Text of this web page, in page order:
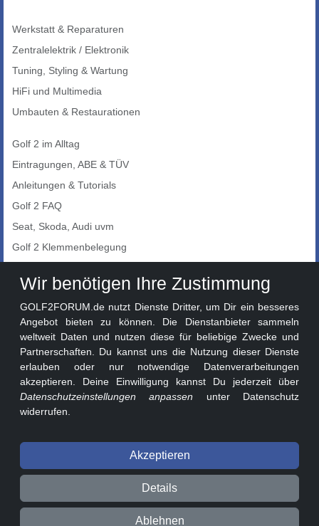
Werkstatt & Reparaturen
Zentralelektrik / Elektronik
Tuning, Styling & Wartung
HiFi und Multimedia
Umbauten & Restaurationen
Golf 2 im Alltag
Eintragungen, ABE & TÜV
Anleitungen & Tutorials
Golf 2 FAQ
Seat, Skoda, Audi uvm
Golf 2 Klemmenbelegung
Auto-Showroom
Golf 2 Lackcodes
Sonderversionen
Sonstige Marken
© 2026 GOLF2FORUM - Volkswagen Golf II Forum seit 2010 ❤️
Beitragsregeln Datenschutz Impressum
Wir benötigen Ihre Zustimmung
GOLF2FORUM.de nutzt Dienste Dritter, um Dir ein besseres
Angebot bieten zu können. Die Dienstanbieter sammeln
weltweit Daten und nutzen diese für beliebige Zwecke und
Partnerschaften. Du kannst uns die Nutzung dieser Dienste
erlauben oder nur notwendige Datenverarbeitungen
akzeptieren. Deine Einwilligung kannst Du jederzeit über
Datenschutzeinstellungen anpassen unter Datenschutz
widerrufen.
Akzeptieren
Details
Ablehnen